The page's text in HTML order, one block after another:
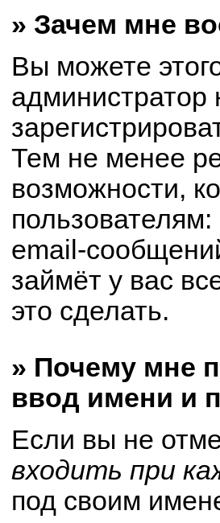
» Зачем мне
Вы можете
Тем не менее
возможности,
email-
займёт у вас
это сделать.
» Почему мне
ввод имени и
Если вы не
входить при
под своим